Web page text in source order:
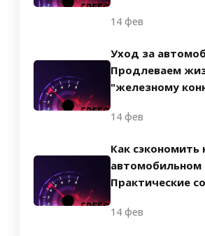
14 фев
Уход за
Продлеваем
"железному
14 фев
Как сэкономить
автомобильном
Практические
14 фев